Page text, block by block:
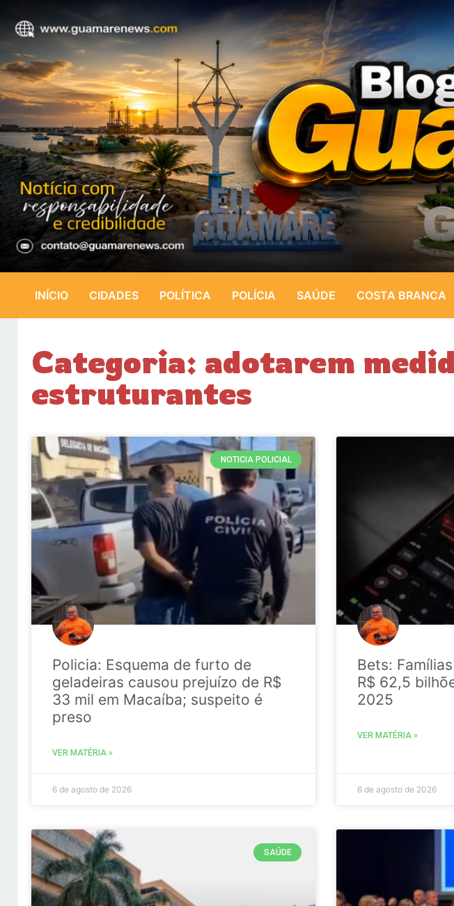
INÍCIO CIDADES POLÍTICA POLÍCIA SAÚDE COSTA BRANCA
Categoria: adotarem
estruturantes
NOTICIA POLICIAL
Policia: Esquema de furto de
geladeiras causou prejuízo de R$
33 mil em Macaíba; suspeito é
preso
VER MATÉRIA »
6 de agosto de 2026
Bets:
R$ 62,5
2025
VER MATÉRIA »
6 de agosto de 2026
SAÚDE